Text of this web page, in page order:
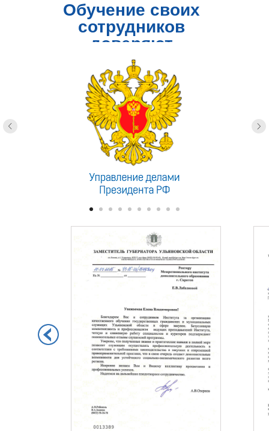
Обучение своих
сотрудников
доверяют